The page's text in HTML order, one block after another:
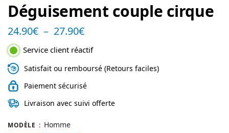
Déguisement couple cirque
24.90€ – 27.90€
Service client réactif
Satisfait ou remboursé (Retours faciles)
Paiement sécurisé
Livraison avec suivi offerte
MODÈLE : Homme